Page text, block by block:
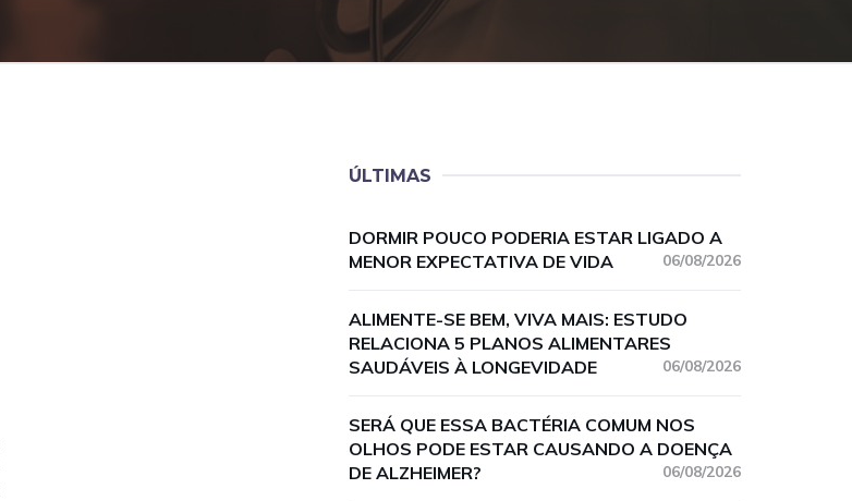
ÚLTIMAS
DORMIR POUCO PODERIA ESTAR LIGADO A
MENOR EXPECTATIVA DE VIDA
06/08/2026
ALIMENTE-SE BEM, VIVA MAIS: ESTUDO
RELACIONA 5 PLANOS ALIMENTARES
SAUDÁVEIS À LONGEVIDADE
06/08/2026
SERÁ QUE ESSA BACTÉRIA COMUM NOS
OLHOS PODE ESTAR CAUSANDO A DOENÇA
DE ALZHEIMER?
06/08/2026